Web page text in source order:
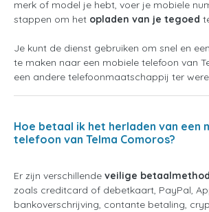
merk of model je hebt, voer je mobiele
stappen om het opladen van je tegoed
Je kunt de dienst gebruiken om snel en
te maken naar een mobiele telefoon van
een andere telefoonmaatschappij ter
Hoe betaal ik het herladen van een
telefoon van Telma Comoros?
Er zijn verschillende veilige
zoals creditcard of debetkaart, PayPal,
bankoverschrijving, contante betaling,